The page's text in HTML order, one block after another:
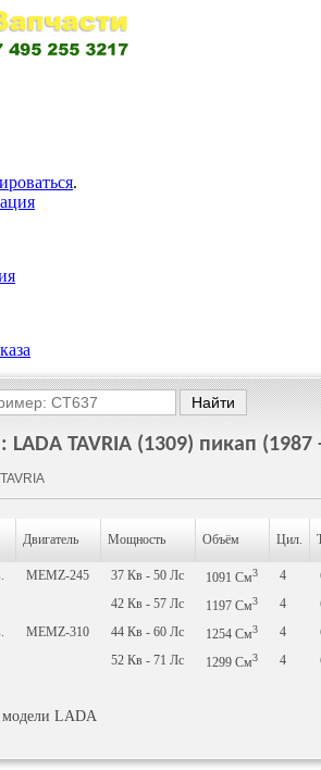
.
LADA TAVRIA (1309) пикап
TAVRIA
Двигатель Мощность Объём Цил.
MEMZ-245 37 Кв - 50 Лс 1091 См3 4
42 Кв - 57 Лс 1197 См3 4
MEMZ-310 44 Кв - 60 Лс 1254 См3 4
52 Кв - 71 Лс 1299 См3 4
LADA